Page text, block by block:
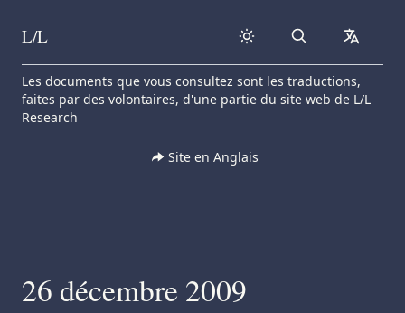
Skip to content
L/L Search
Les documents que vous consultez sont les traductions,
faites par des volontaires, d'une partie du site web de L/L
Research
Site en Anglais
26 décembre 2009